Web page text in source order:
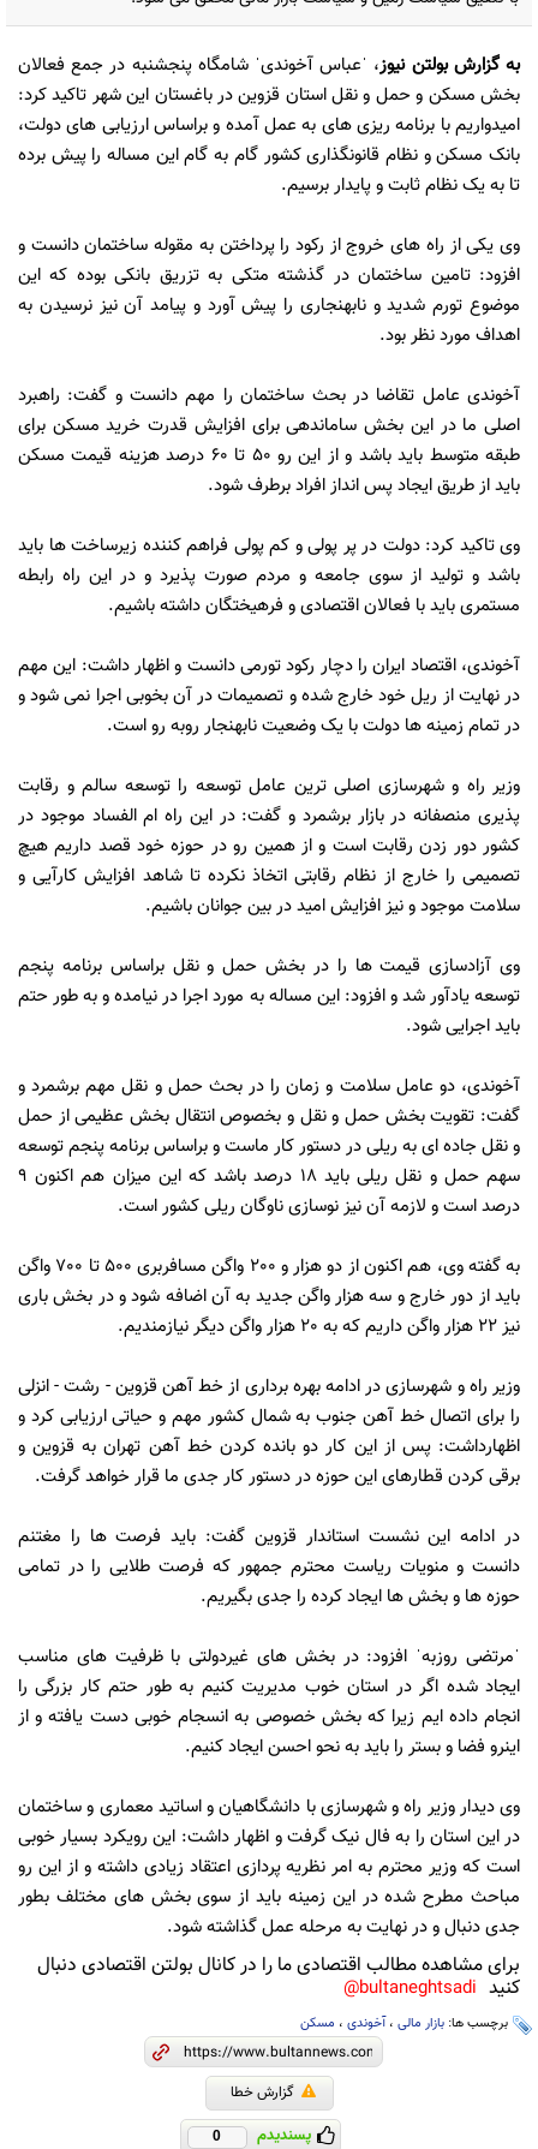
به گزارشبولتن نیوز، ˈعباس آخوندیˈ شامگاه پنجشنبه در جمع فعالان
بخش مسکن و حمل و نقل استان قزوین در باغستان این شهر تاکید کرد:
امیدواریم با برنامه ریزی های به عمل آمده و براساس ارزیابی های دولت،
بانک مسکن و نظام قانونگذاری کشور گام به گام این مساله را پیش برده
تا به یک نظام ثابت و پایدار برسیم.
وی یکی از راه های خروج از رکود را پرداختن به مقوله ساختمان دانست و
افزود: تامین ساختمان در گذشته متکی به تزریق بانکی بوده که این
موضوع تورم شدید و نابهنجاری را پیش آورد و پیامد آن نیز نرسیدن به
اهداف مورد نظر بود.
آخوندی عامل تقاضا در بحث ساختمان را مهم دانست و گفت: راهبرد
اصلی ما در این بخش ساماندهی برای افزایش قدرت خرید مسکن برای
طبقه متوسط باید باشد و از این رو 50 تا 60 درصد هزینه قیمت مسکن
باید از طریق ایجاد پس انداز افراد برطرف شود.
وی تاکید کرد: دولت در پر پولی و کم پولی فراهم کننده زیرساخت ها باید
باشد و تولید از سوی جامعه و مردم صورت پذیرد و در این راه رابطه
مستمری باید با فعالان اقتصادی و فرهیختگان داشته باشیم.
آخوندی، اقتصاد ایران را دچار رکود تورمی دانست و اظهار داشت: این مهم
در نهایت از ریل خود خارج شده و تصمیمات در آن بخوبی اجرا نمی شود و
در تمام زمینه ها دولت با یک وضعیت نابهنجار روبه رو است.
وزیر راه و شهرسازی اصلی ترین عامل توسعه را توسعه سالم و رقابت
پذیری منصفانه در بازار برشمرد و گفت: در این راه ام الفساد موجود در
کشور دور زدن رقابت است و از همین رو در حوزه خود قصد داریم هیچ
تصمیمی را خارج از نظام رقابتی اتخاذ نکرده تا شاهد افزایش کارآیی و
سلامت موجود و نیز افزایش امید در بین جوانان باشیم.
وی آزادسازی قیمت ها را در بخش حمل و نقل براساس برنامه پنجم
توسعه یادآور شد و افزود: این مساله به مورد اجرا در نیامده و به طور حتم
باید اجرایی شود.
آخوندی، دو عامل سلامت و زمان را در بحث حمل و نقل مهم برشمرد و
گفت: تقویت بخش حمل و نقل و بخصوص انتقال بخش عظیمی از حمل
و نقل جاده ای به ریلی در دستور کار ماست و براساس برنامه پنجم توسعه
سهم حمل و نقل ریلی باید 18 درصد باشد که این میزان هم اکنون 9
درصد است و لازمه آن نیز نوسازی ناوگان ریلی کشور است.
به گفته وی، هم اکنون از دو هزار و 200 واگن مسافربری 500 تا 700 واگن
باید از دور خارج و سه هزار واگن جدید به آن اضافه شود و در بخش باری
نیز 22 هزار واگن داریم که به 20 هزار واگن دیگر نیازمندیم.
وزیر راه و شهرسازی در ادامه بهره برداری از خط آهن قزوین - رشت - انزلی
را برای اتصال خط آهن جنوب به شمال کشور مهم و حیاتی ارزیابی کرد و
اظهارداشت: پس از این کار دو بانده کردن خط آهن تهران به قزوین و
برقی کردن قطارهای این حوزه در دستور کار جدی ما قرار خواهد گرفت.
در ادامه این نشست استاندار قزوین گفت: باید فرصت ها را مغتنم
دانست و منویات ریاست محترم جمهور که فرصت طلایی را در تمامی
حوزه ها و بخش ها ایجاد کرده را جدی بگیریم.
ˈمرتضی روزبهˈ افزود: در بخش های غیردولتی با ظرفیت های مناسب
ایجاد شده اگر در استان خوب مدیریت کنیم به طور حتم کار بزرگی را
انجام داده ایم زیرا که بخش خصوصی به انسجام خوبی دست یافته و از
اینرو فضا و بستر را باید به نحو احسن ایجاد کنیم.
وی دیدار وزیر راه و شهرسازی با دانشگاهیان و اساتید معماری و ساختمان
در این استان را به فال نیک گرفت و اظهار داشت: این رویکرد بسیار خوبی
است که وزیر محترم به امر نظریه پردازی اعتقاد زیادی داشته و از این رو
مباحث مطرح شده در این زمینه باید از سوی بخش های مختلف بطور
جدی دنبال و در نهایت به مرحله عمل گذاشته شود.
برای مشاهده مطالب اقتصادی ما را در کانال بولتن اقتصادی دنبال
کنید bultaneghtsadi@
برچسب ها: بازار مالی ،آخوندی ، مسکن
گزارش خطا
پسندیدم 0